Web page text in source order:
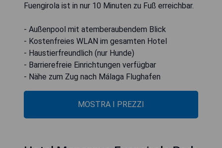
Fuengirola ist in nur 10 Minuten zu Fuß erreichbar.
- Außenpool mit atemberaubendem Blick
- Kostenfreies WLAN im gesamten Hotel
- Haustierfreundlich (nur Hunde)
- Barrierefreie Einrichtungen verfügbar
- Nähe zum Zug nach Málaga Flughafen
MOSTRA I PREZZI